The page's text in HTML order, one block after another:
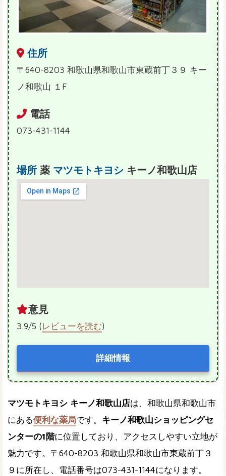
住所
〒640-8203 和歌山県和歌山市東蔵前丁３９ キー
ノ和歌山 １F
電話
073-431-1144
場所 薬 マツモトキヨシ キーノ和歌山店
意見
3.9/5 (レビューを読む)
詳細情報
マツモトキヨシ キーノ和歌山店は、和歌山県和歌山市
にある便利な薬局です。 キーノ和歌山ショッピングセ
ンターの1階に位置しており、アクセスしやすい立地が
魅力です。〒640-8203 和歌山県和歌山市東蔵前丁３
９に所在し、電話番号は073-431-1144になります。